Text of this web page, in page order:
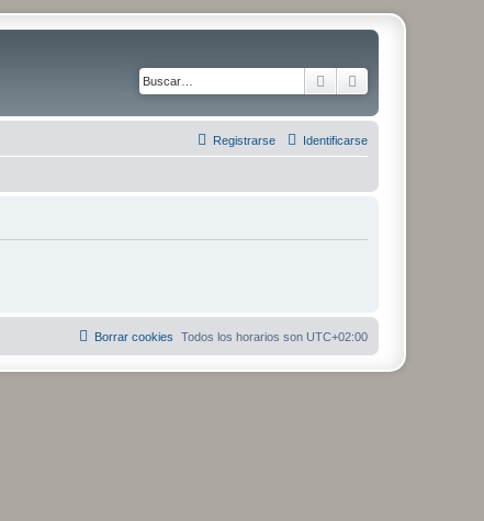
Buscar
Identificarse
Registrarse
Todos los horarios son UTC+02:00
Borrar cookies